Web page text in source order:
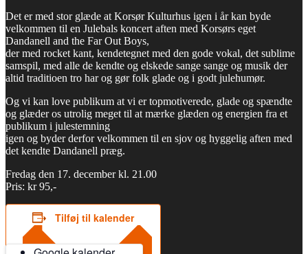
Det er med stor glæde at Korsør Kulturhus igen i år kan byde
velkommen til en Julebals koncert aften med Korsørs eget
Dandanell and the Far Out Boys,
der med rocket kant, kendetegnet med den gode vokal, det sublime
samspil, med alle de kendte og elskede sange sange og musik der
altid traditioen tro har og gør folk glade og i godt julehumør.
Og vi kan love publikum at vi er topmotiverede, glade og spændte
og glæder os utrolig meget til at mærke glæden og energien fra et
publikum i julestemning
igen og byder derfor velkommen til en sjov og hyggelig aften med
det kendte Dandanell præg.
Fredag den 17. december kl. 21.00
Pris: kr 95,-
Tilføj til kalender